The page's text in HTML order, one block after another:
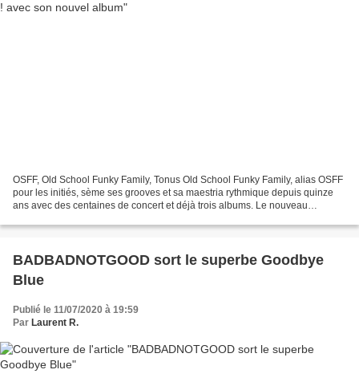
OSFF, Old School Funky Family, Tonus Old School Funky Family, alias OSFF
pour les initiés, sème ses grooves et sa maestria rythmique depuis quinze
ans avec des centaines de concert et déjà trois albums. Le nouveau
BADBADNOTGOOD sort le superbe Goodbye
Blue
Publié le 11/07/2020 à 19:59
Par Laurent R.